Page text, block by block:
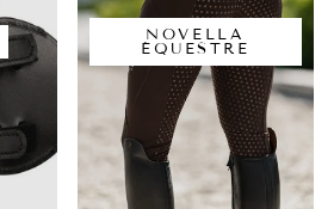
NOVELLA
ÉQUESTRE